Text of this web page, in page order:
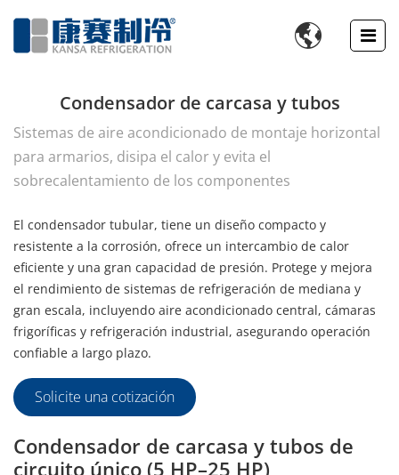

Condensador de carcasa y tubos
Sistemas de aire acondicionado de montaje horizontal
para armarios, disipa el calor y evita el
sobrecalentamiento de los componentes
El condensador tubular, tiene un diseño compacto y
resistente a la corrosión, ofrece un intercambio de calor
eficiente y una gran capacidad de presión. Protege y mejora
el rendimiento de sistemas de refrigeración de mediana y
gran escala, incluyendo aire acondicionado central, cámaras
frigoríficas y refrigeración industrial, asegurando operación
confiable a largo plazo.
Solicite una cotización
Condensador de carcasa y tubos de
circuito único (5 HP–25 HP)